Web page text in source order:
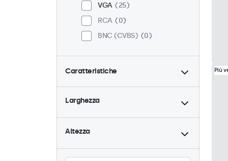
VGA
25
RCA
0
BNC (CVBS)
0
Caratteristiche
4:3 / 5:4
6
9-36 Volt
Dimmerabile
25
Leggibile alla luce del sole
8
Larghezza
Altezza
Più